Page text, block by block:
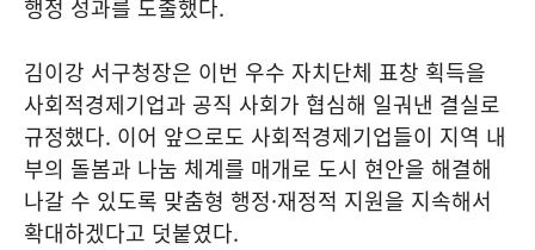
행정 성과를 도출했다.
김이강 서구청장은 이번 우수 자치단체 표창 획득을
사회적경제기업과 공직 사회가 협심해 일궈낸 결실로
규정했다. 이어 앞으로도 사회적경제기업들이 지역 내
부의 돌봄과 나눔 체계를 매개로 도시 현안을 해결해
나갈 수 있도록 맞춤형 행정·재정적 지원을 지속해서
확대하겠다고 덧붙였다.